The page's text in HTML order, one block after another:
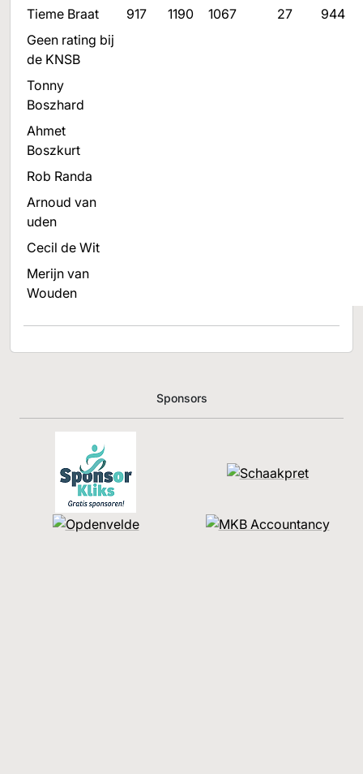
Tieme Braat
917 1190 1067 27
944
Geen rating bij
de KNSB
Tonny
Boszhard
Ahmet
Boszkurt
Rob Randa
Arnoud van
uden
Cecil de Wit
Merijn van
Wouden
Sponsors